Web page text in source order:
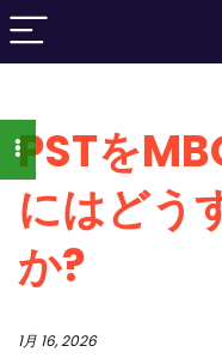
PSTを
にはどう
か?
1月 16, 2026